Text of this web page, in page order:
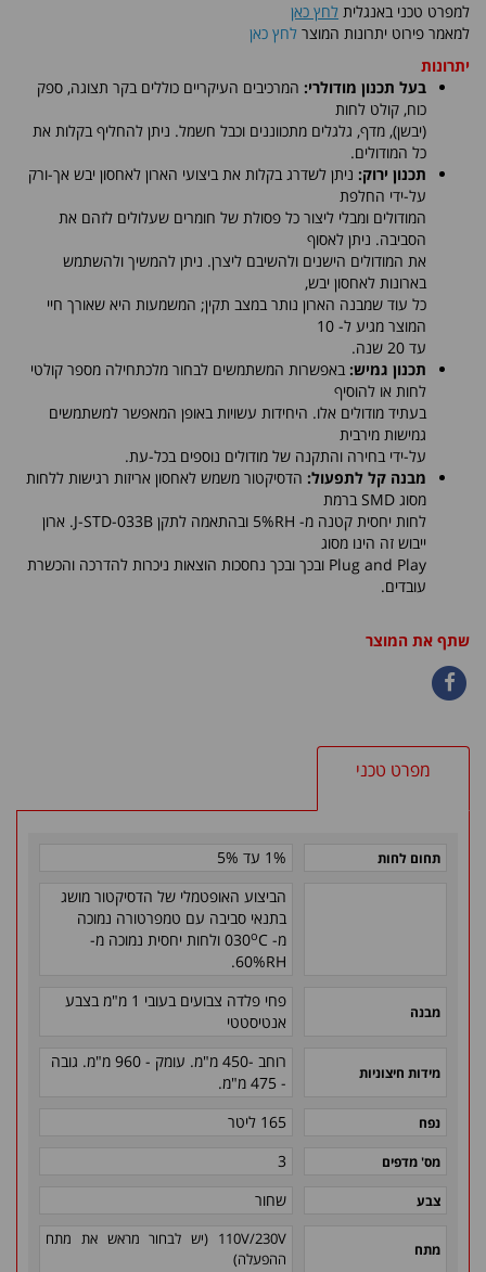
למפרט טכני באנגלית לחץ כאן
למאמר פירוט יתרונות המוצר לחץ כאן
יתרונות
בעל תכנון מודולרי: המרכיבים העיקריים כוללים בקר תצוגה, ספק
כוח, קולט לחות
(יבשן), מדף, גלגלים מתכווננים וכבל חשמל. ניתן להחליף בקלות את
כל המודולים.
תכנון ירוק: ניתן לשדרג בקלות את ביצועי הארון לאחסון יבש אך-ורק
על-ידי החלפת
המודולים ומבלי ליצור כל פסולת של חומרים שעלולים לזהם את
הסביבה. ניתן לאסוף
את המודולים הישנים ולהשיבם ליצרן. ניתן להמשיך ולהשתמש
בארונות לאחסון יבש,
כל עוד שמבנה הארון נותר במצב תקין; המשמעות היא שאורך חיי
המוצר מגיע ל- 10
עד 20 שנה.
תכנון גמיש: באפשרות המשתמשים לבחור מלכתחילה מספר קולטי
לחות או להוסיף
בעתיד מודולים אלו. היחידות עשויות באופן המאפשר למשתמשים
גמישות מירבית
על-ידי בחירה והתקנה של מודולים נוספים בכל-עת.
מבנה קל לתפעול: הדסיקטור משמש לאחסון אריזות רגישות ללחות
מסוג SMD ברמת
לחות יחסית קטנה מ- 5%RH ובהתאמה לתקן J-STD-033B. ארון
ייבוש זה הינו מסוג
Plug and Play ובכך ובכך נחסכות הוצאות ניכרות להדרכה והכשרת
עובדים.
שתף את המוצר
מפרט טכני
תחום לחות
1% עד 5%
הביצוע האופטמלי של הדסיקטור מושג
בתנאי סביבה עם טמפרטורה נמוכה
מ- 030
o
C ולחות יחסית נמוכה מ-
60%RH.
מבנה
פחי פלדה צבועים בעובי 1 מ"מ בצבע
אנטיסטטי
מידות חיצוניות
רוחב -450 מ"מ. עומק - 960 מ"מ. גובה
- 475 מ"מ.
נפח 165 ליטר
מס' מדפים 3
צבע שחור
מתח
110V/230V (יש לבחור מראש את מתח
ההפעלה)